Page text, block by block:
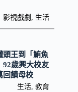
影視戲劇 生活
頭王到「鮪魚
歲興大校友
回饋母校
生活 ,教育